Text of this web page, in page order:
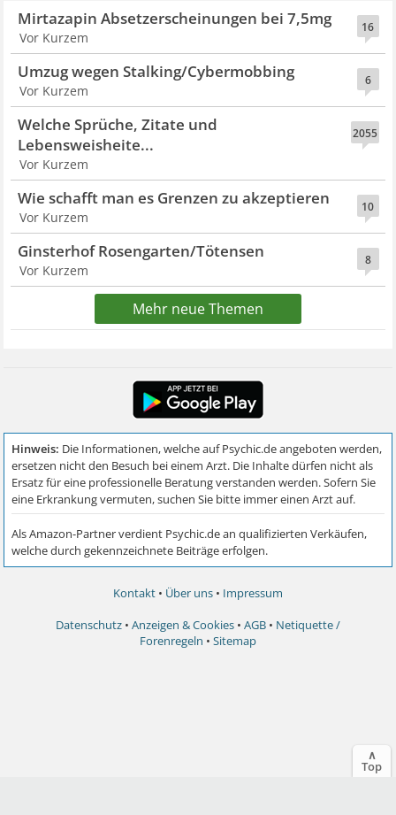
16
Mirtazapin Absetzerscheinungen bei 7,5mg
Vor Kurzem
6
Umzug wegen Stalking/Cybermobbing
Vor Kurzem
2055
Welche Sprüche, Zitate und
Lebensweisheite...
Vor Kurzem
10
Wie schafft man es Grenzen zu akzeptieren
Vor Kurzem
8
Ginsterhof Rosengarten/Tötensen
Vor Kurzem
Mehr neue Themen
Kontakt • Über uns • Impressum
Datenschutz • Anzeigen & Cookies • AGB • Netiquette /
Forenregeln • Sitemap
∧
Top